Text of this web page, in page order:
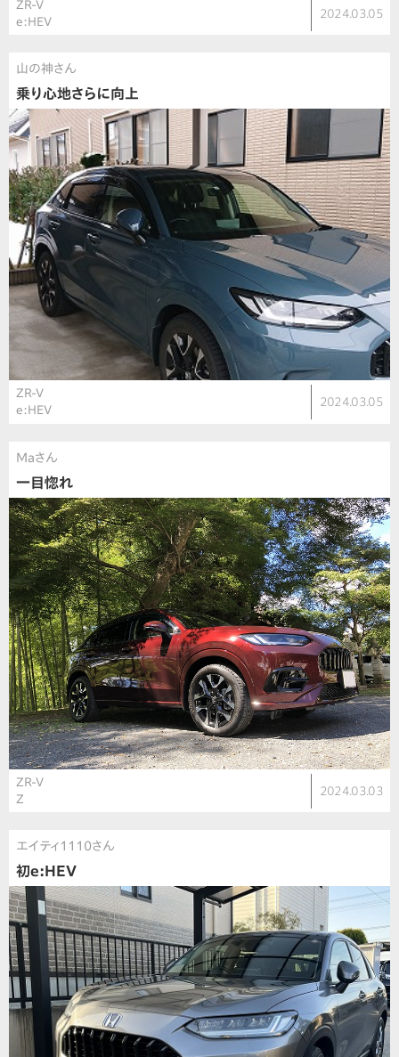
ZR-V
e:HEV
2024.03.05
山の神さん
乗り心地さらに向上
ZR-V
e:HEV
2024.03.05
Maさん
一目惚れ
ZR-V
Z
2024.03.03
エイティ1110さん
初e:HEV